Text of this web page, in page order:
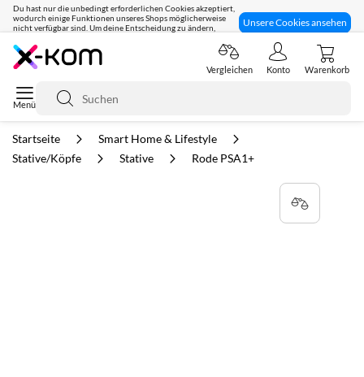
Du hast nur die unbedingt erforderlichen Cookies akzeptiert,
wodurch einige Funktionen unseres Shops möglicherweise
nicht verfügbar sind. Um deine Entscheidung zu ändern,
Unsere Cookies ansehen
Seit 8 Jahren für dich da!
Suche
Vergleichen Konto Warenkorb
Startseite
Smart Home & Lifestyle
Stative/Köpfe
Stative Rode PSA1+